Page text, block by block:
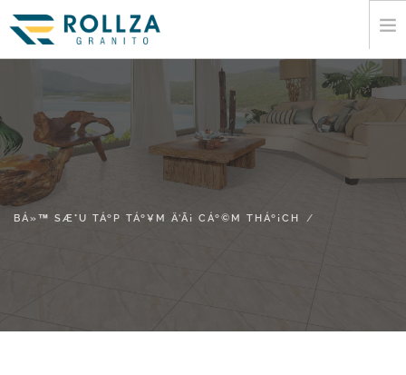
CÃ”NG TY.
BÁ»™ SÆ°U TÁº­P TÁº¥M Ä‘Ã¡ CÁº©M THÁº¡CH
MÁ»¥C LÁ»¥C
XUÁº¥T KHÁº©U
BÁ»™ SÆ°U TÁº­P TÁº¥M Ä‘Ã¡ CÁº©M THÁº¡CH